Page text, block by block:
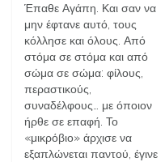
Έπαθε Αγάπη. Και σαν να
μην έφτανε αυτό, τους
κόλλησε και όλους. Από
στόμα σε στόμα και από
σώμα σε σώμα: φίλους,
περαστικούς,
συναδέλφους… με όποιον
ήρθε σε επαφή. Το
«μικρόβιο» άρχισε να
εξαπλώνεται παντού, έγινε